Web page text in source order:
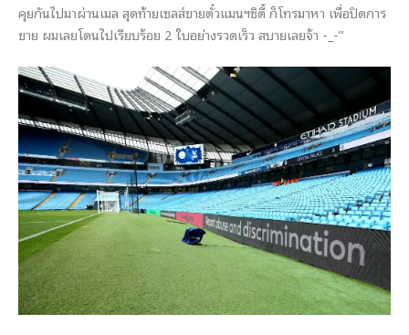
คุยกันไปมาผ่านเมล สุดท้ายเซลส์ขายตั๋วแมนฯซิตี้ ก็โทรมาหา เพื่อปิดการ
ขาย ผมเลยโดนไปเรียบร้อย 2 ใบอย่างรวดเร็ว สบายเลยจ้า -_-”